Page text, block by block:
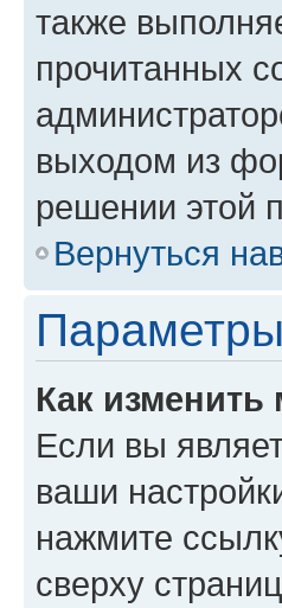
также
прочитанных
выходом из
решении этой
Вернуться
Как изменить
Если вы
ваши
нажмите
сверху